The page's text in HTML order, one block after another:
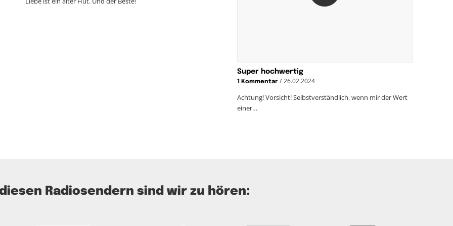
Super hochwertig
1 Kommentar / 26.02.2024
Achtung! Vorsicht! Selbstverständlich, wenn mir der Wert
einer…
Radiosendern sind wir zu hören: